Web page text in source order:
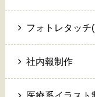
フォトレタッチ
社内報制作